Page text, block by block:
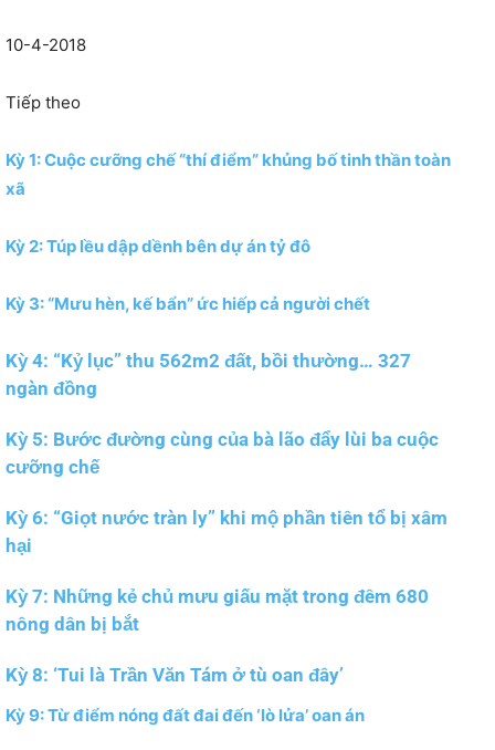
10-4-2018
Tiếp theo
Kỳ 1: Cuộc cưỡng chế “thí điểm” khủng bố tinh thần toàn
xã
Kỳ 2: Túp lều dập dềnh bên dự án tỷ đô
Kỳ 3: “Mưu hèn, kế bẩn” ức hiếp cả người chết
Kỳ 4: “Kỷ lục” thu 562m2 đất, bồi thường… 327
ngàn đồng
Kỳ 5: Bước đường cùng của bà lão đẩy lùi ba cuộc
cưỡng chế
Kỳ 6: “Giọt nước tràn ly” khi mộ phần tiên tổ bị xâm
hại
Kỳ 7: Những kẻ chủ mưu giấu mặt trong đêm 680
nông dân bị bắt
Kỳ 8: ‘Tui là Trần Văn Tám ở tù oan đây’
Kỳ 9: Từ điểm nóng đất đai đến ‘lò lửa’ oan án